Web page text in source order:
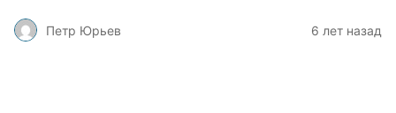
Петр Юрьев 6 лет назад